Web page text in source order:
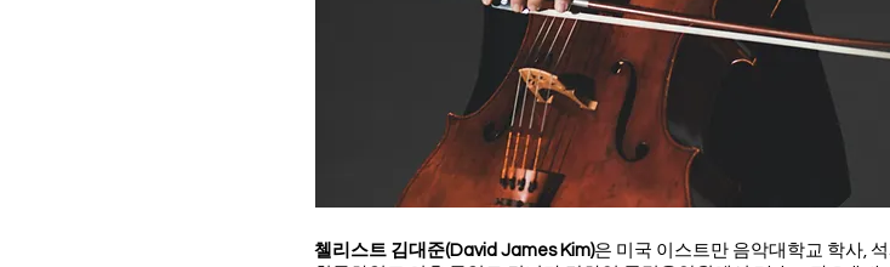
첼리스트 김대준(David James Kim)은 미국 이스트만 음악대학교 학사,